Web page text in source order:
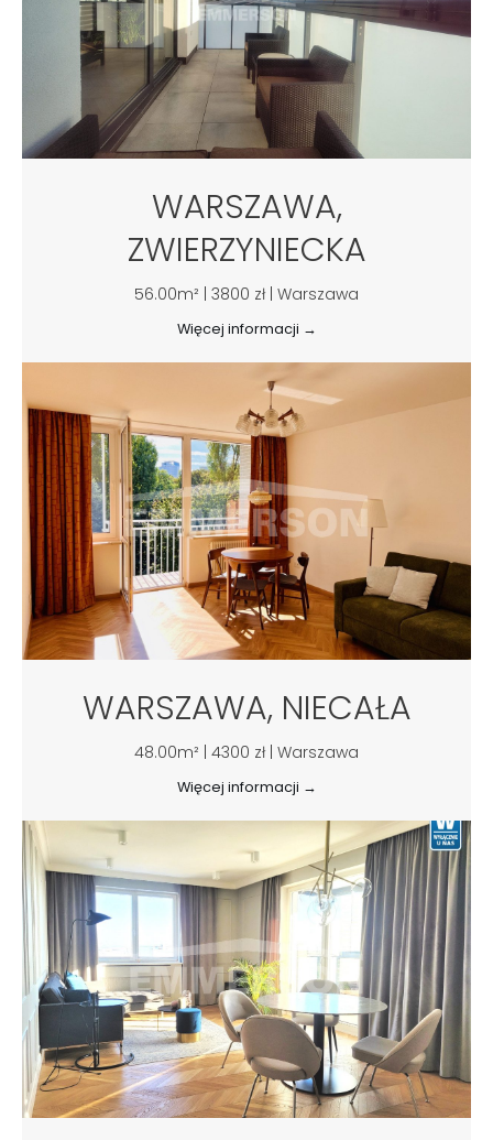
WARSZAWA,
ZWIERZYNIECKA
56.00m² | 3800 zł | Warszawa
Więcej informacji →
WARSZAWA, NIECAŁA
48.00m² | 4300 zł | Warszawa
Więcej informacji →